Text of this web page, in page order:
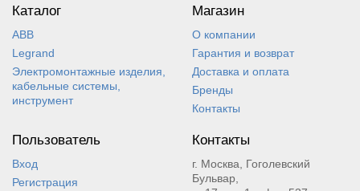
Каталог
ABB
Legrand
Электромонтажные изделия,
кабельные системы,
инструмент
Магазин
О компании
Гарантия и возврат
Доставка и оплата
Бренды
Контакты
Пользователь
Вход
Регистрация
Контакты
г. Москва, Гоголевский
Бульвар,